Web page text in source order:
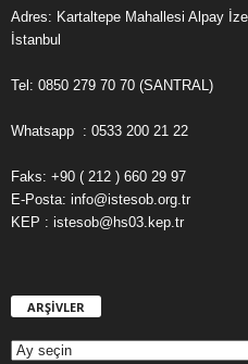
Adres: Kartaltepe Mahallesi Alpay
İstanbul
Tel: 0850 279 70 70 (SANTRAL)
Whatsapp : 0533 200 21 22
Faks: +90 ( 212 ) 660 29 97
E-Posta: info@istesob.org.tr
KEP : istesob@hs03.kep.tr
ARŞİVLER